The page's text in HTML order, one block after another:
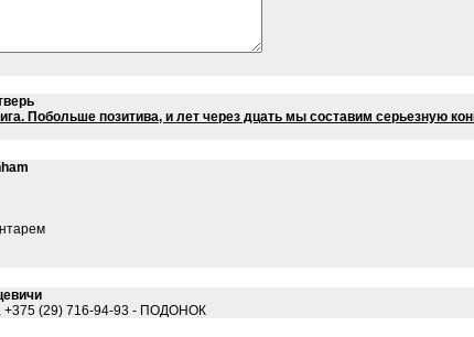
Побольше позитива, и лет через дцать мы составим серьезную
+375 (29) 716-94-93 - ПОДОНОК